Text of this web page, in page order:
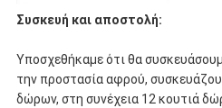
Συσκευή και αποστολή:
Υποσχεθήκαμε ότι θα
την προστασία αφρού,
δώρων, στη συνέχεια 12 κουτιά